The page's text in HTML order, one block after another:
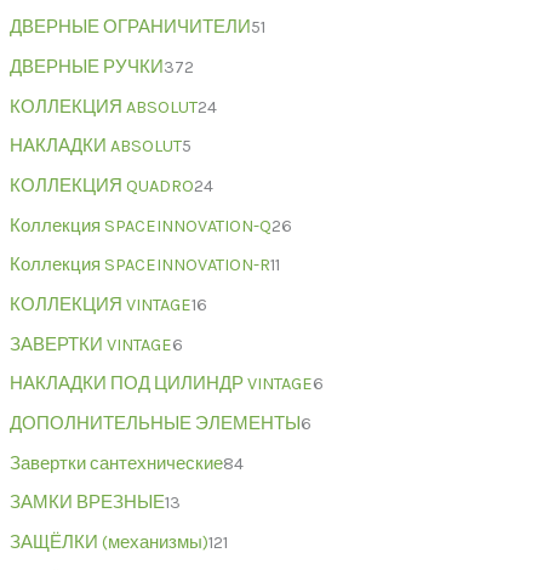
ДВЕРНЫЕ ОГРАНИЧИТЕЛИ51
ДВЕРНЫЕ РУЧКИ372
КОЛЛЕКЦИЯ ABSOLUT24
НАКЛАДКИ ABSOLUT5
КОЛЛЕКЦИЯ QUADRO24
Коллекция SPACEINNOVATION-Q26
Коллекция SPACEINNOVATION-R11
КОЛЛЕКЦИЯ VINTAGE16
ЗАВЕРТКИ VINTAGE6
НАКЛАДКИ ПОД ЦИЛИНДР VINTAGE6
ДОПОЛНИТЕЛЬНЫЕ ЭЛЕМЕНТЫ 6
Завертки сантехнические84
ЗАМКИ ВРЕЗНЫЕ13
ЗАЩЁЛКИ (механизмы)121